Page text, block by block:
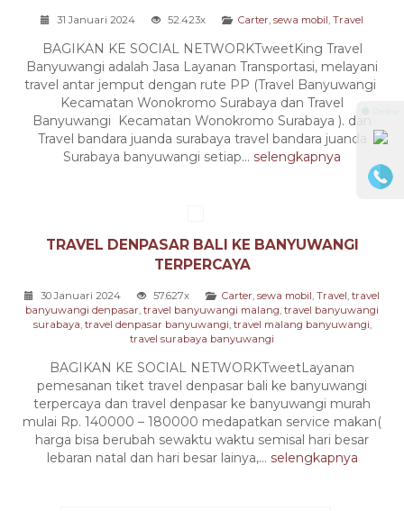
31 Januari 2024 52.423x Carter, sewa mobil, Travel
BAGIKAN KE SOCIAL NETWORKTweetKing Travel
Banyuwangi adalah Jasa Layanan Transportasi, melayani
travel antar jemput dengan rute PP (Travel Banyuwangi
Kecamatan Wonokromo Surabaya dan Travel
Banyuwangi Kecamatan Wonokromo Surabaya ). dan
Travel bandara juanda surabaya travel bandara juanda
Surabaya banyuwangi setiap... selengkapnya
TRAVEL DENPASAR BALI KE BANYUWANGI
TERPERCAYA
30 Januari 2024 57.627x Carter, sewa mobil, Travel, travel
banyuwangi denpasar, travel banyuwangi malang, travel banyuwangi
surabaya, travel denpasar banyuwangi, travel malang banyuwangi,
travel surabaya banyuwangi
BAGIKAN KE SOCIAL NETWORKTweetLayanan
pemesanan tiket travel denpasar bali ke banyuwangi
terpercaya dan travel denpasar ke banyuwangi murah
mulai Rp. 140000 – 180000 medapatkan service makan(
harga bisa berubah sewaktu waktu semisal hari besar
lebaran natal dan hari besar lainya,... selengkapnya